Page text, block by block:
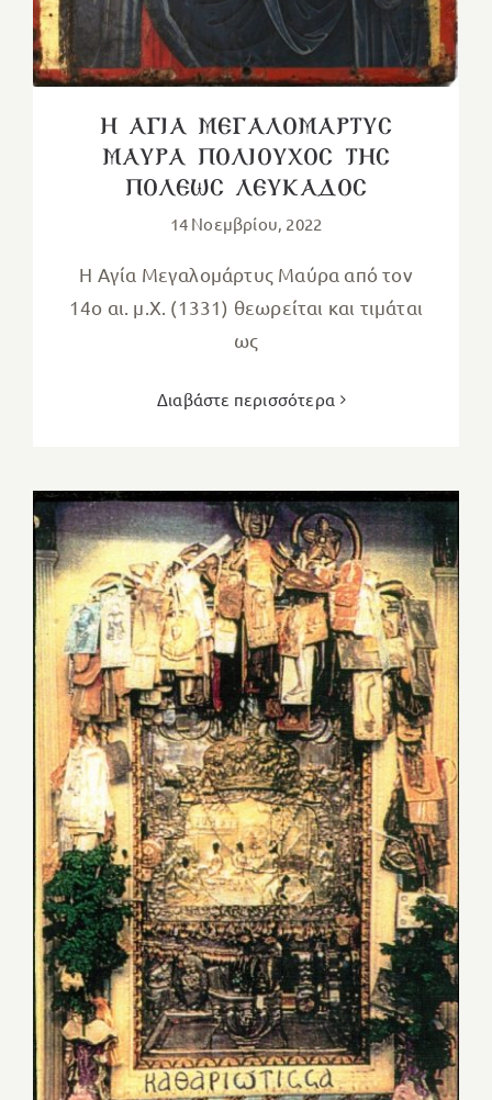
Η ΑΓΙΑ ΜΕΓΑΛΟΜΑΡΤΥΣ
ΜΑΥΡΑ ΠΟΛΙΟΥΧΟΣ ΤΗΣ
ΠΟΛΕΩΣ ΛΕΥΚΑΔΟΣ
14 Νοεμβρίου, 2022
Η Αγία Μεγαλομάρτυς Μαύρα από τον
14ο αι. μ.Χ. (1331) θεωρείται και τιμάται
ως
Διαβάστε περισσότερα